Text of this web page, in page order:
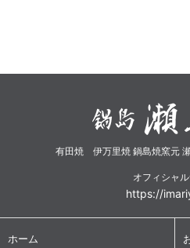
有田焼 伊万里焼 鍋島焼窯元
オフィシャ
https://
ホーム